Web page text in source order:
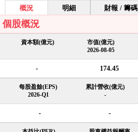
概況 明細 財報 / 籌碼
個股概況
資本額(億元)
市值(億元)
2026-08-05
- 174.45
每股盈餘(EPS)
2026-Q1
累計營收(億元)
-
- -